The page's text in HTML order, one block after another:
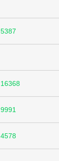
5387
16368
9991
4578